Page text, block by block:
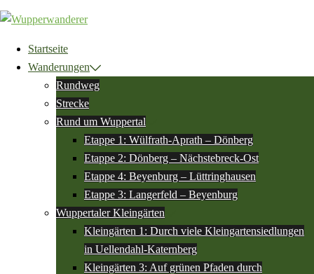
Zum
Inhalt
springenStartseite
Wanderungen
Rundweg
Strecke
Rund um Wuppertal
Etappe 1: Wülfrath-Aprath – Dönberg
Etappe 2: Dönberg – Nächstebreck-Ost
Etappe 4: Beyenburg – Lüttringhausen
Etappe 3: Langerfeld – Beyenburg
Wuppertaler Kleingärten
Kleingärten 1: Durch viele Kleingartensiedlungen
in Uellendahl-Katernberg
Kleingärten 3: Auf grünen Pfaden durch